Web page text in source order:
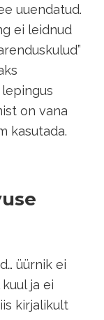
uuendatud.
ei leidnud
on vana
kasutada.
üürnik ei
ja ei
kirjalikult